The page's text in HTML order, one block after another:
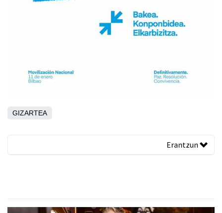
GIZARTEA
Erantzun